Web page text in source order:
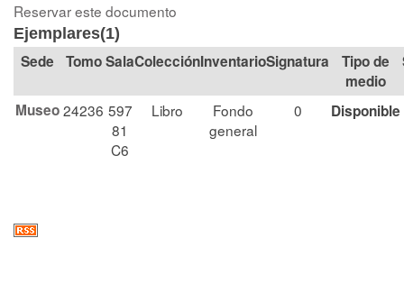
Reservar este documento
Ejemplares(1)
Tomo SalaColección Signatura
Tipo de
medio
Museo24236 597
81
C6
Libro
Fondo
general
0 Disponible